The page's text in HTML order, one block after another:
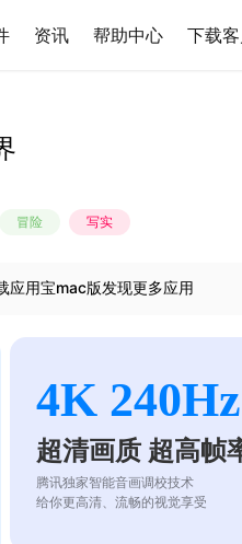
资讯 帮助中心 下载
冒险 写实
应用宝mac版发现更多应用
4K 240Hz
超清画质 超高帧
腾讯独家智能音画调校技术
给你更高清、流畅的视觉享受